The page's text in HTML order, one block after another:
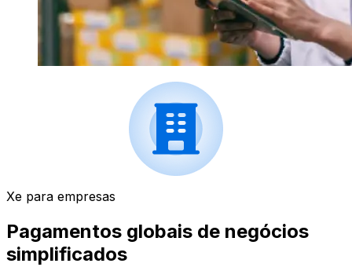
Xe para empresas
Pagamentos globais de negócios
simplificados